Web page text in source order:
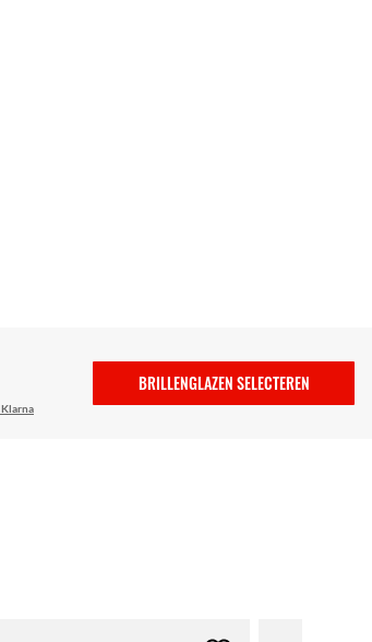
Klarna
BRILLENGLAZEN SELECTEREN